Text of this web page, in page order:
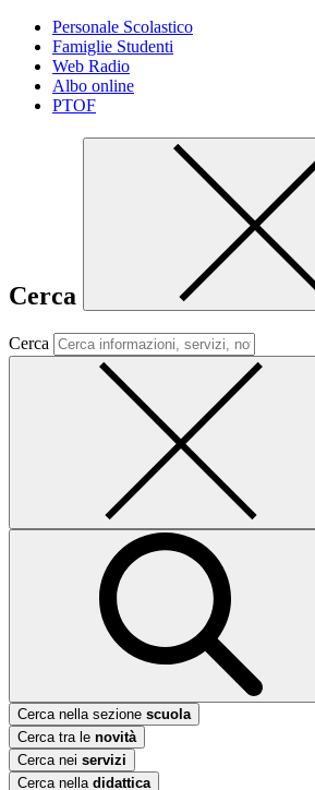
Personale Scolastico
Famiglie Studenti
Web Radio
Albo online
PTOF
Cerca
Cerca
Cerca nella sezione scuola
Cerca tra le novità
Cerca nei servizi
Cerca nella didattica